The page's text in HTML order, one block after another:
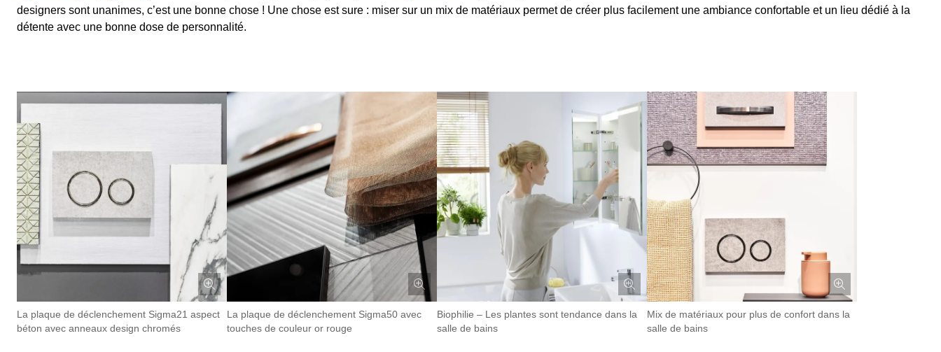
designers sont unanimes, c’est une bonne chose ! Une chose est sure : miser sur un mix de matériaux permet de créer plus facilement une ambiance confortable et un lieu dédié à la
détente avec une bonne dose de personnalité.
La plaque de déclenchement Sigma21 aspect
béton avec anneaux design chromés
La plaque de déclenchement Sigma50 avec
touches de couleur or rouge
Biophilie – Les plantes sont tendance dans la
salle de bains
Mix de matériaux pour plus de confort dans la
salle de bains